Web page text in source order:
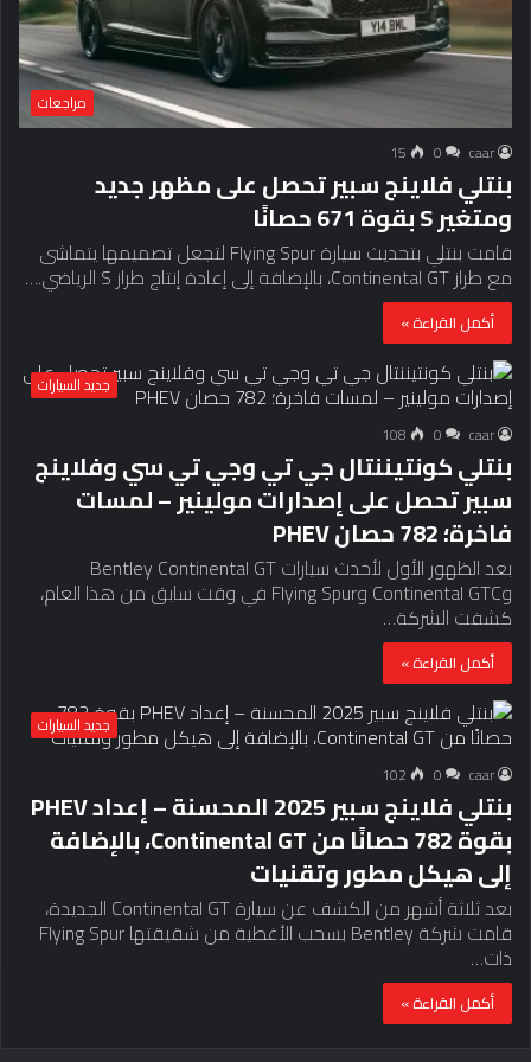
مراجعات
caar
0
15
بنتلي فلاينج سبير تحصل على مظهر جديد
ومتغير S بقوة 671 حصانًا
قامت بنتلي بتحديث سيارة Flying Spur لتجعل تصميمها يتماشى
مع طراز Continental GT، بالإضافة إلى إعادة إنتاج طراز S الرياضي.…
أكمل القراءة »
جديد السيارات
caar
0
108
بنتلي كونتيننتال جي تي وجي تي سي وفلاينج
سبير تحصل على إصدارات مولينير – لمسات
فاخرة؛ 782 حصان PHEV
بعد الظهور الأول لأحدث سيارات Bentley Continental GT
وContinental GTC وFlying Spur في وقت سابق من هذا العام،
كشفت الشركة…
أكمل القراءة »
جديد السيارات
caar
0
102
بنتلي فلاينج سبير 2025 المحسنة – إعداد PHEV
بقوة 782 حصانًا من Continental GT، بالإضافة
إلى هيكل مطور وتقنيات
بعد ثلاثة أشهر من الكشف عن سيارة Continental GT الجديدة،
قامت شركة Bentley بسحب الأغطية من شقيقتها Flying Spur
ذات…
أكمل القراءة »